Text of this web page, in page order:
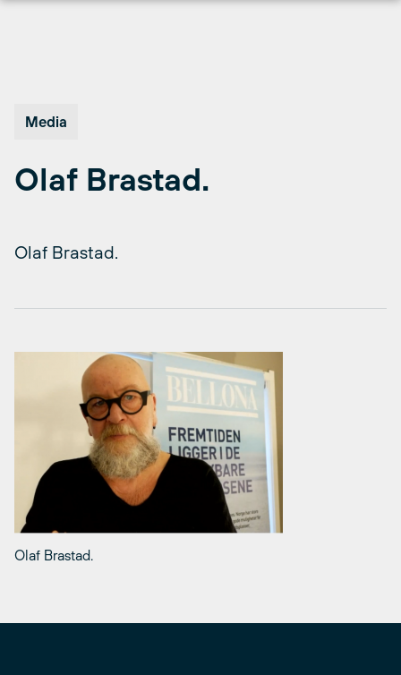
Media
Olaf Brastad.
Olaf Brastad.
Olaf Brastad.